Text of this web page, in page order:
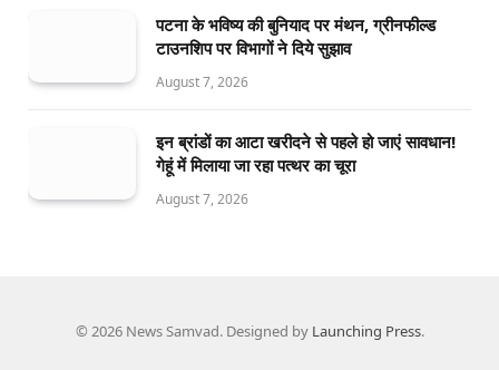
पटना के भविष्य की बुनियाद पर मंथन, ग्रीनफील्ड
टाउनशिप पर विभागों ने दिये सुझाव
August 7, 2026
इन ब्रांडों का आटा खरीदने से पहले हो जाएं सावधान!
गेहूं में मिलाया जा रहा पत्थर का चूरा
August 7, 2026
© 2026 News Samvad. Designed by Launching Press.